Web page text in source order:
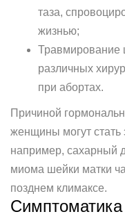
таза,
жизнью;
Травмирование
различных
при абортах.
Причиной
женщины могут стать
например, сахарный
миома шейки матки
позднем климаксе.
Симптоматика